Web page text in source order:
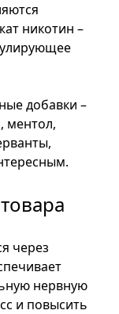
никотин –
добавки –
ментол,
через
нервную
и повысить